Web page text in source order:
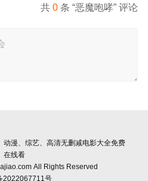
共0 条 “恶魔咆哮” 评论
动漫、综艺、高清无删减电影大全免费
在线看
All Rights Reserved
2022067711号